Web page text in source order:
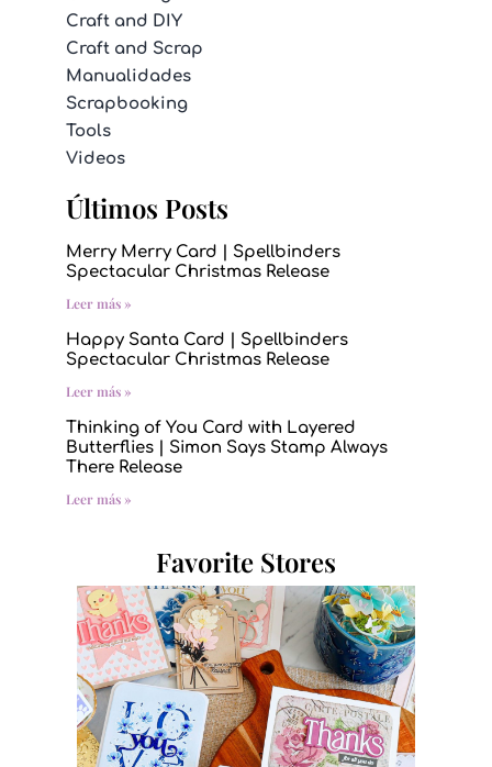
Craft and DIY
Craft and Scrap
Manualidades
Scrapbooking
Tools
Videos
Últimos Posts
Merry Merry Card | Spellbinders
Spectacular Christmas Release
Leer más »
Happy Santa Card | Spellbinders
Spectacular Christmas Release
Leer más »
Thinking of You Card with Layered
Butterflies | Simon Says Stamp Always
There Release
Leer más »
Favorite Stores